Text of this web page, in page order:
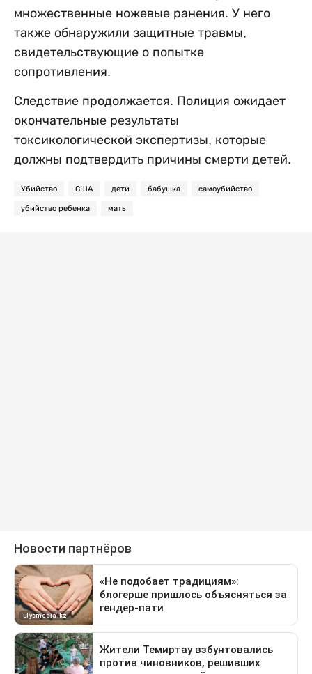
множественные ножевые ранения. У него
также обнаружили защитные травмы,
свидетельствующие о попытке
сопротивления.
Следствие продолжается. Полиция ожидает
окончательные результаты
токсикологической экспертизы, которые
должны подтвердить причины смерти детей.
Убийство США дети бабушка самоубийство
убийство ребенка мать